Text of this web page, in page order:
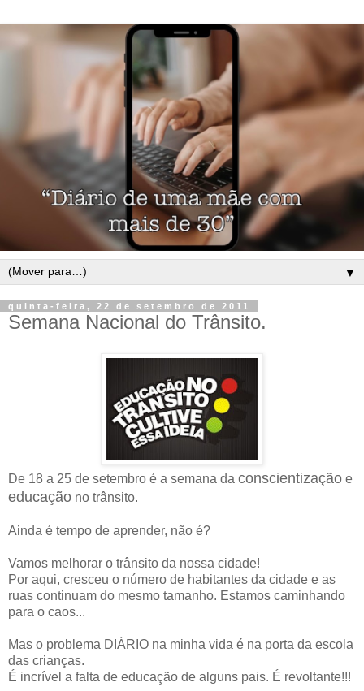
▼
quinta-feira, 22 de setembro de 2011
Semana Nacional do Trânsito.
De 18 a 25 de setembro é a semana da conscientização e
educação no trânsito.
Ainda é tempo de aprender, não é?
Vamos melhorar o trânsito da nossa cidade!
Por aqui, cresceu o número de habitantes da cidade e as
ruas continuam do mesmo tamanho. Estamos caminhando
para o caos...
Mas o problema DIÁRIO na minha vida é na porta da escola
das crianças.
É incrível a falta de educação de alguns pais. É revoltante!!!